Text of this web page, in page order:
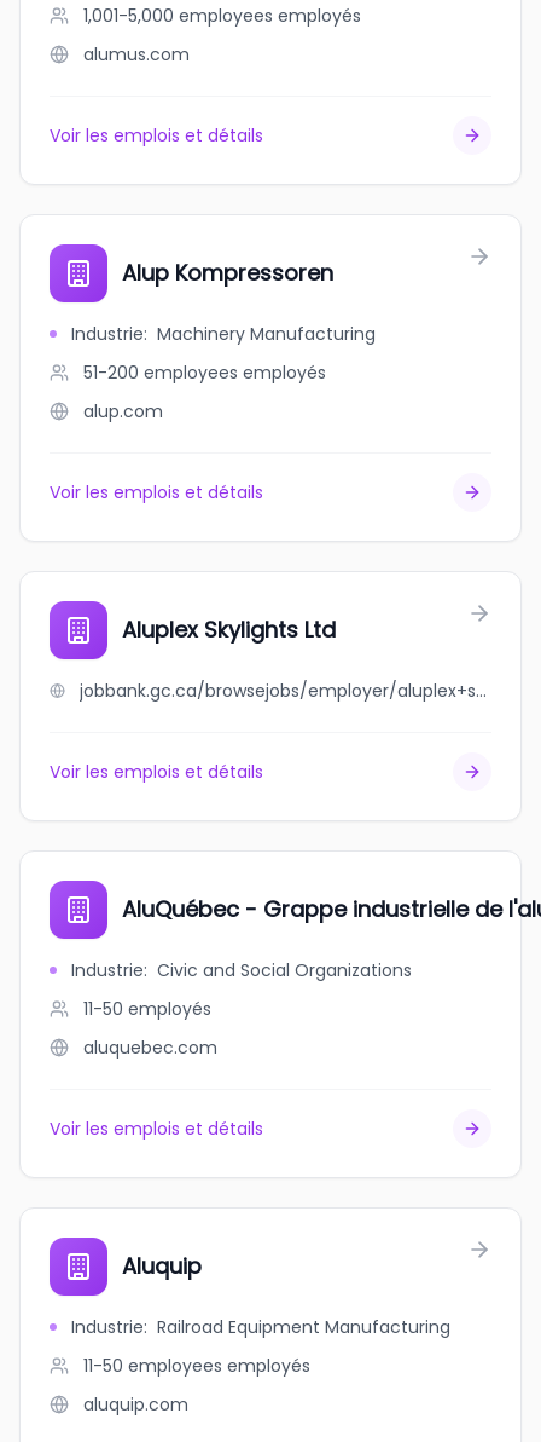
1,001-5,000 employees employés
alumus.com
Voir les emplois et détails
Alup Kompressoren
Industrie: Machinery Manufacturing
51-200 employees employés
alup.com
Voir les emplois et détails
Aluplex Skylights Ltd
jobbank.gc.ca/browsejobs/employer/aluplex+skylights+ltd/ca
Voir les emplois et détails
AluQuébec - Grappe industrielle de
Industrie: Civic and Social Organizations
11-50 employés
aluquebec.com
Voir les emplois et détails
Aluquip
Industrie: Railroad Equipment Manufacturing
11-50 employees employés
aluquip.com